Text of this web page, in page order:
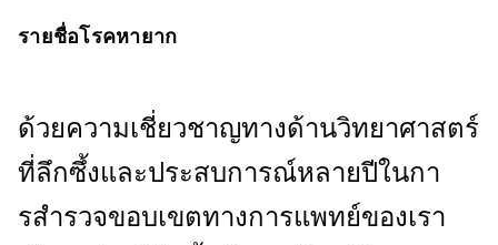
รายชื่อโรคหายาก
ด้วยความเชี่ยวชาญทางด้านวิทยาศาสตร์
ที่ลึกซึ้งและประสบการณ์หลายปีในกา
รสํารวจขอบเขตทางการแพทย์ของเรา